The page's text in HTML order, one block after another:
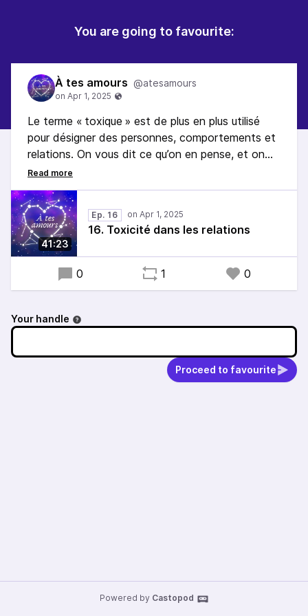
You are going to favourite:
À tes amours @atesamours
Le terme « toxique » est de plus en plus utilisé
pour désigner des personnes, comportements et
relations. On vous dit ce qu’on en pense, et on
vous avoue des choses on n’est pas très fièr·e·s !
Et vous, avez-vous des comportements
toxiques ?
41:23
Ep. 16
16. Toxicité dans les relations
0 1 0
Your handle
Proceed to favourite
Powered by Castopod